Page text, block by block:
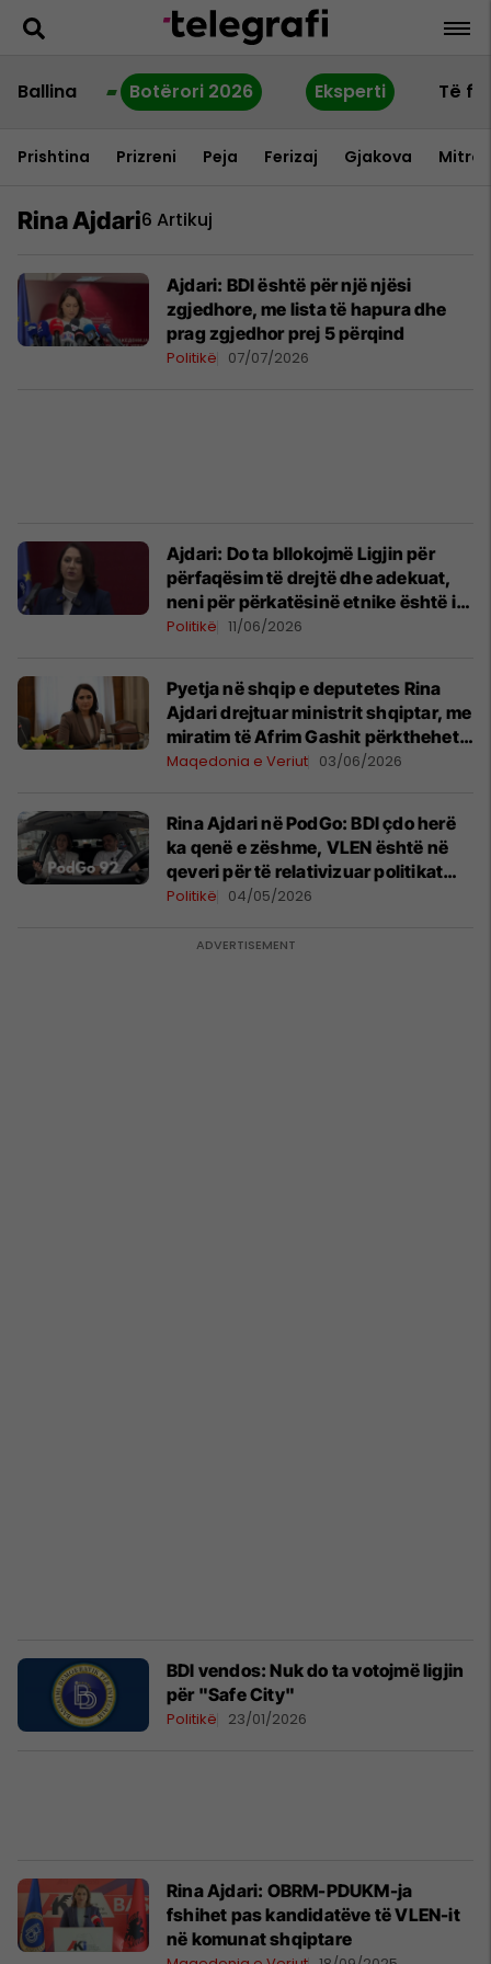
Ballina Botërori 2026 Eksperti Të
Prishtina Prizreni Peja Ferizaj Gjakova
Rina Ajdari6 Artikuj
Ajdari: BDI është për një njësi
zgjedhore, me lista të hapura dhe
prag zgjedhor prej 5 përqind
Politikë 07/07/2026
Ajdari: Do ta bllokojmë Ligjin për
përfaqësim të drejtë dhe adekuat,
neni për përkatësinë etnike është i
papranueshëm
Politikë 11/06/2026
Pyetja në shqip e deputetes Rina
Ajdari drejtuar ministrit shqiptar, me
miratim të Afrim Gashit përkthehet
dhe dërgohet vetëm në
Maqedonia e Veriut 03/06/2026
Rina Ajdari në PodGo: BDI çdo herë
ka qenë e zëshme, VLEN është në
qeveri për të relativizuar politikat
destruktive të OBRM-PDUKM-së
Politikë 04/05/2026
BDI vendos: Nuk do ta votojmë ligjin
për "Safe City"
Politikë 23/01/2026
Rina Ajdari: OBRM-PDUKM-ja
fshihet pas kandidatëve të VLEN-it
në komunat shqiptare